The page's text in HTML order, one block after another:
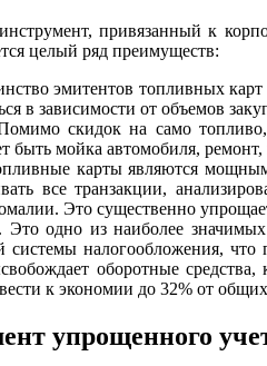
привязанный к
целый ряд преимуществ:
эмитентов топливных
в зависимости от объемов
скидок на само
быть мойка автомобиля,
карты являются
все транзакции,
Это существенно
одно из наиболее
системы налогообложения,
оборотные
к экономии до 32% от
упрощенного